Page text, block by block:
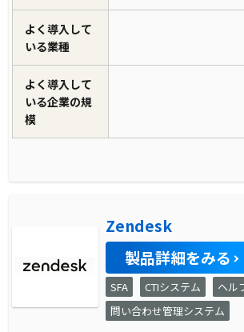
よく導入して
いる業種
よく導入して
いる企業の規
模
Zendesk
製品詳細をみる
SFA CTIシステム
ヘル
問い合わせ管理システム